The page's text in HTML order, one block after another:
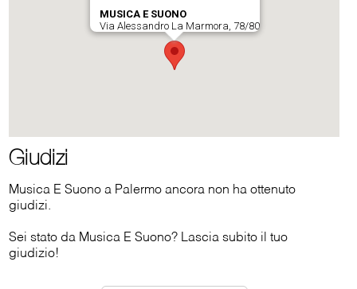
Giudizi
Musica E Suono a Palermo ancora non ha ottenuto
giudizi.
Sei stato da Musica E Suono? Lascia subito il tuo
giudizio!